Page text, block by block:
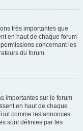
très importantes que
en haut de chaque forum
concernant les
du forum.
importantes sur le forum
en haut de chaque
comme les annonces
sont définies par les